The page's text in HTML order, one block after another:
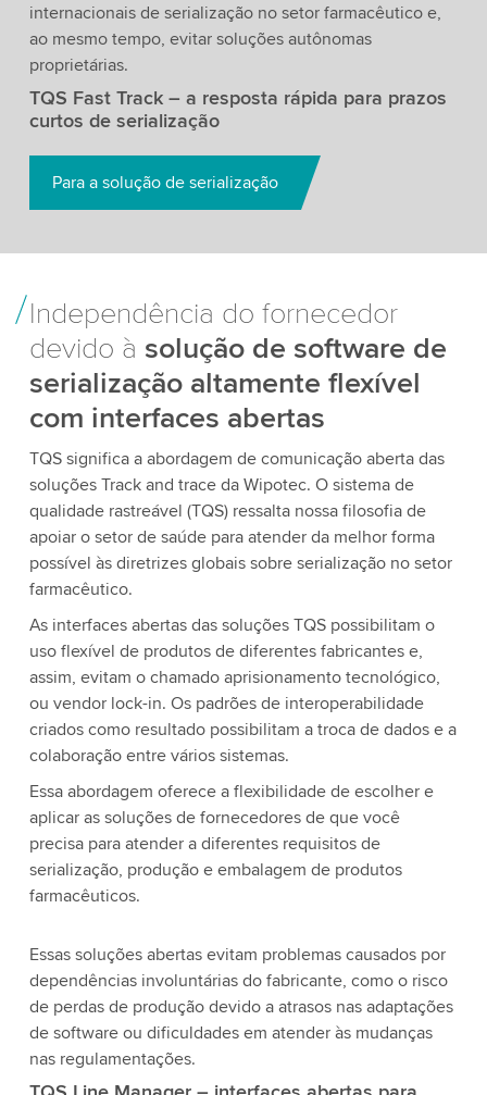
internacionais de serialização no setor farmacêutico e,
ao mesmo tempo, evitar soluções autônomas
proprietárias.
TQS Fast Track – a resposta rápida para prazos
curtos de serialização
Para a solução de serialização
Independência do fornecedor
devido à solução de software de
serialização altamente flexível
com interfaces abertas
TQS significa a abordagem de comunicação aberta das
soluções Track and trace da Wipotec. O sistema de
qualidade rastreável (TQS) ressalta nossa filosofia de
apoiar o setor de saúde para atender da melhor forma
possível às diretrizes globais sobre serialização no setor
farmacêutico.
As interfaces abertas das soluções TQS possibilitam o
uso flexível de produtos de diferentes fabricantes e,
assim, evitam o chamado aprisionamento tecnológico,
ou vendor lock-in. Os padrões de interoperabilidade
criados como resultado possibilitam a troca de dados e a
colaboração entre vários sistemas.
Essa abordagem oferece a flexibilidade de escolher e
aplicar as soluções de fornecedores de que você
precisa para atender a diferentes requisitos de
serialização, produção e embalagem de produtos
farmacêuticos.
Essas soluções abertas evitam problemas causados por
dependências involuntárias do fabricante, como o risco
de perdas de produção devido a atrasos nas adaptações
de software ou dificuldades em atender às mudanças
nas regulamentações.